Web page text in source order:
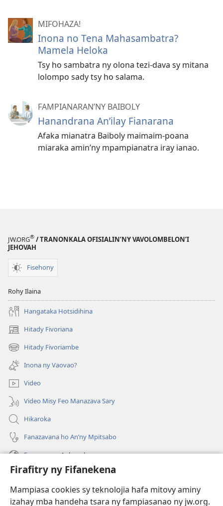
Firafitry ny Fifanekena
Mampiasa cookies sy teknolojia hafa mitovy aminy
izahay mba handeha tsara ny fampiasanao ny jw.org.
MIFOHAZA!
Inona no Tena Mahasambatra?
Mamela Heloka
Tsy ho sambatra ny olona tezi-dava sy mitana
lolompo sady tsy ho salama.
FAMPIANARAN’NY BAIBOLY
Hanandrana An’ilay Fianarana
Afaka mianatra Baiboly maimaim-poana
miaraka amin’ny mpampianatra iray ianao.
JW.ORG® / TRANONKALA OFISIALIN’NY VAVOLOMBELON’I
JEHOVAH
Fisehony
Rohy Ilaina
Hangataka Hotsidihina
Hitady Fivoriana
(manokatra
rohy) Hitady Fivoriambe
(manokatra
rohy) Inona ny Vaovao?
Video
Video Misy Feo Manazava Sary
Hikaroka
Fanazavana ho An’ny Mpitsabo
Fanazavana Ankapobeny
Fanampiana
Fanomezana
(manokatra